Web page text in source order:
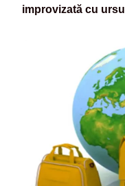
improvizată cu ursul